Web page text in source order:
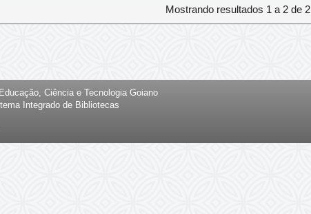
Mostrando resultados 1 a 2 de 2
Ciência e Tecnologia Goiano
Integrado de Bibliotecas